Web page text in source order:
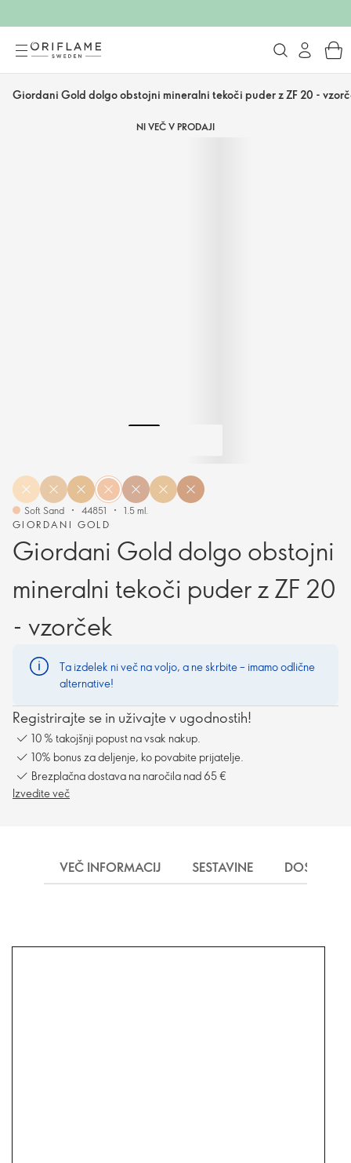
Giordani Gold dolgo obstojni mineralni tekoči puder z ZF 20 -
NI VEČ V PRODAJI
GIORDANI GOLD
Giordani Gold dolgo obstojni
mineralni tekoči puder z ZF 20
- vzorček
Soft Sand 44851 1.5 ml.
Ta izdelek ni več na voljo, a ne skrbite – imamo odlične
alternative!
Registrirajte se in uživajte v ugodnostih!
10 % takojšnji popust na vsak nakup.
10% bonus za deljenje, ko povabite prijatelje.
Brezplačna dostava na naročila nad 65 €
Izvedite več
VEČ INFORMACIJ SESTAVINE DOSTAVA